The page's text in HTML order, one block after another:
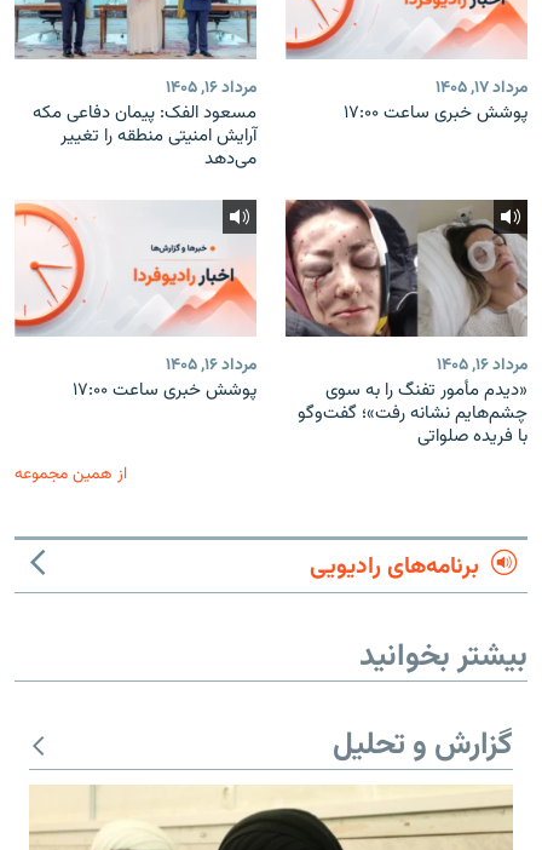
مرداد ۱۷, ۱۴۰۵
پوشش خبری ساعت ۱۷:۰۰
مرداد ۱۶, ۱۴۰۵
مسعود الفک: پیمان دفاعی مکه
آرایش امنیتی منطقه را تغییر
می‌دهد
مرداد ۱۶, ۱۴۰۵
«دیدم مأمور تفنگ را به سوی
چشم‌هایم نشانه رفت»؛ گفت‌و‌گو
با فریده صلواتی
مرداد ۱۶, ۱۴۰۵
پوشش خبری ساعت ۱۷:۰۰
از همین مجموعه
برنامه‌های رادیویی
بیشتر بخوانید
گزارش و تحلیل